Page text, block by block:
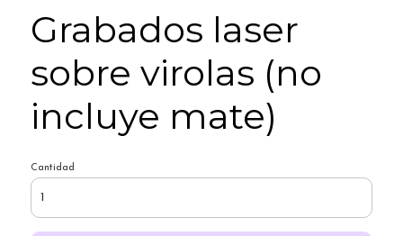
Grabados laser
sobre virolas (no
incluye mate)
Cantidad